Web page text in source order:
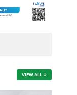
VIEW ALL